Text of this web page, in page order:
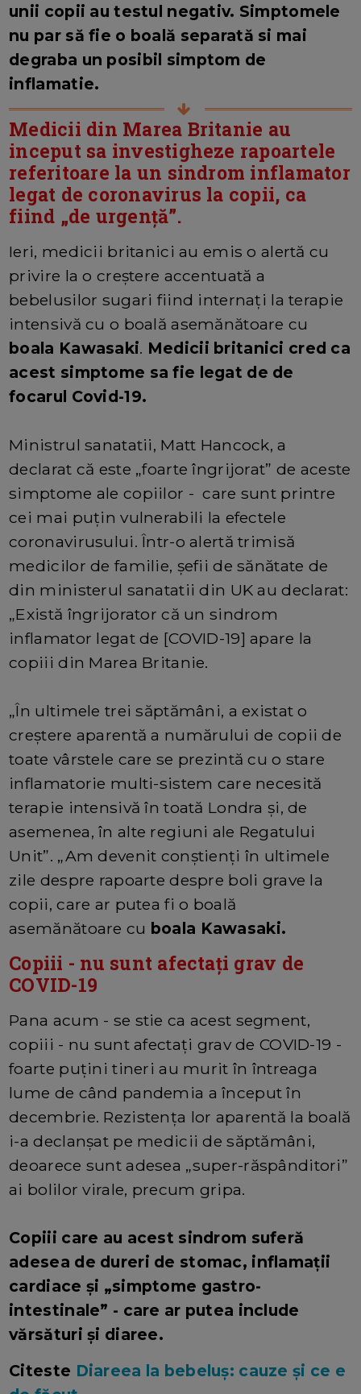
unii copii au testul negativ. Simptomele
nu par să fie o boală separată si mai
degraba un posibil simptom de
inflamatie.
Medicii din Marea Britanie au
inceput sa investigheze rapoartele
referitoare la un sindrom inflamator
legat de coronavirus la copii, ca
fiind „de urgență”.
Ieri, medicii britanici au emis o alertă cu
privire la o creștere accentuată a
bebelusilor sugari fiind internați la terapie
intensivă cu o boală asemănătoare cu
boala Kawasaki. Medicii britanici cred ca
acest simptome sa fie legat de de
focarul Covid-19.
Ministrul sanatatii, Matt Hancock, a
declarat că este „foarte îngrijorat” de aceste
simptome ale copiilor - care sunt printre
cei mai puțin vulnerabili la efectele
coronavirusului. Într-o alertă trimisă
medicilor de familie, șefii de sănătate de
din ministerul sanatatii din UK au declarat:
„Există îngrijorator că un sindrom
inflamator legat de [COVID-19] apare la
copiii din Marea Britanie.
„În ultimele trei săptămâni, a existat o
creștere aparentă a numărului de copii de
toate vârstele care se prezintă cu o stare
inflamatorie multi-sistem care necesită
terapie intensivă în toată Londra și, de
asemenea, în alte regiuni ale Regatului
Unit”. „Am devenit conștienți în ultimele
zile despre rapoarte despre boli grave la
copii, care ar putea fi o boală
asemănătoare cu boala Kawasaki.
Copiii - nu sunt afectați grav de
COVID-19
Pana acum - se stie ca acest segment,
copiii - nu sunt afectați grav de COVID-19 -
foarte puțini tineri au murit în întreaga
lume de când pandemia a început în
decembrie. Rezistența lor aparentă la boală
i-a declanșat pe medicii de săptămâni,
deoarece sunt adesea „super-răspânditori”
ai bolilor virale, precum gripa.
Copiii care au acest sindrom suferă
adesea de dureri de stomac, inflamații
cardiace și „simptome gastro-
intestinale” - care ar putea include
vărsături și diaree.
Citeste Diareea la bebeluș: cauze și ce e